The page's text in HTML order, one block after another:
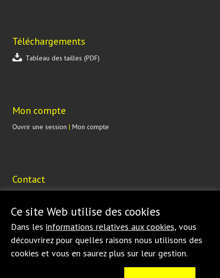
Téléchargements
Tableau des tailles (PDF)
Mon compte
Ouvrir une session | Mon compte
Contact
190 17 Praha 9 Vinoř
ČESKÁ REPUBLIKA
shop@bednar.com
Ce site Web utilise des cookies
Dans les informations relatives aux cookies, vous
découvrirez pour quelles raisons nous utilisons des
cookies et vous en saurez plus sur leur gestion.